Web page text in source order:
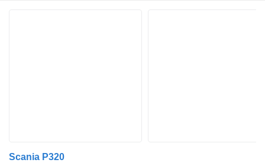
Scania P320